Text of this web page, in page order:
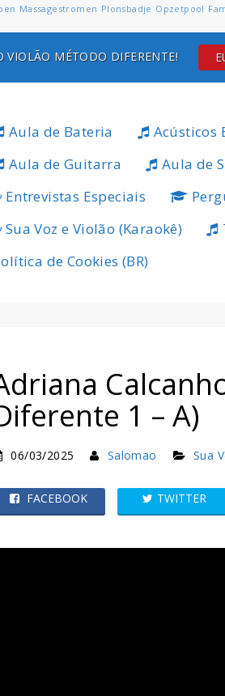
Massagestromen Plonsbadje Opzetpool
VIOLÃO MÉTODO DIFERENTE!
Aula de Bateria Acústicos
Aula de Guitarra
Aula de
Entrevistas Especiais
Sua Voz e Violão (Karaokê)
de Cookies (BR)
1 – A)
06/03/2025 Salomao Sua
FACEBOOK TWITTER